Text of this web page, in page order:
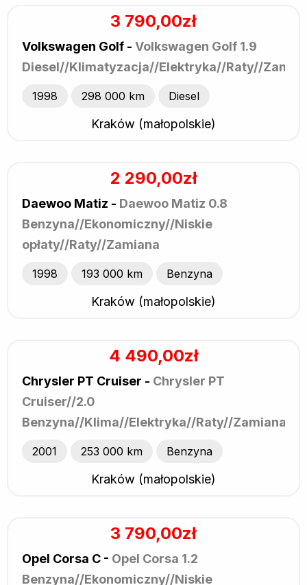
3 790,00zł
Volkswagen Golf - Volkswagen Golf 1.9
Diesel//Klimatyzacja//Elektryka//Raty//
1998 298 000 km Diesel
Kraków (małopolskie)
2 290,00zł
Daewoo Matiz - Daewoo Matiz 0.8
Benzyna//Ekonomiczny//Niskie
opłaty//Raty//Zamiana
1998 193 000 km Benzyna
Kraków (małopolskie)
4 490,00zł
Chrysler PT Cruiser - Chrysler PT
Cruiser//2.0
Benzyna//Klima//Elektryka//Raty//Zamiana
2001 253 000 km Benzyna
Kraków (małopolskie)
3 790,00zł
Opel Corsa C - Opel Corsa 1.2
Benzyna//Ekonomiczny//Niskie